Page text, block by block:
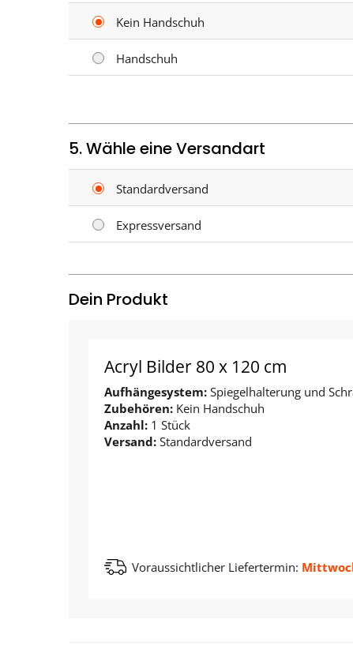
Kein Handschuh
Handschuh
5. Wähle eine Versandart
Standardversand
Expressversand
Dein Produkt
Acryl Bilder 80 x 120 cm
Aufhängesystem: Spiegelhalterung und
Zubehören: Kein Handschuh
Anzahl: 1 Stück
Versand: Standardversand
Voraussichtlicher Liefertermin: